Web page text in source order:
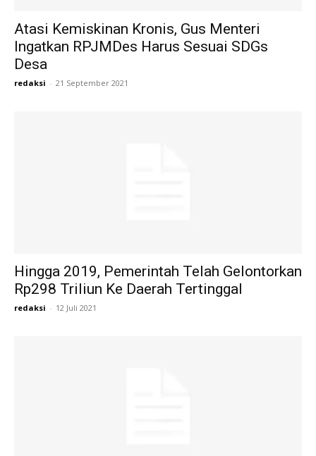
Atasi Kemiskinan Kronis, Gus Menteri
Ingatkan RPJMDes Harus Sesuai SDGs
Desa
redaksi - 21 September 2021
Hingga 2019, Pemerintah Telah Gelontorkan
Rp298 Triliun Ke Daerah Tertinggal
redaksi - 12 Juli 2021